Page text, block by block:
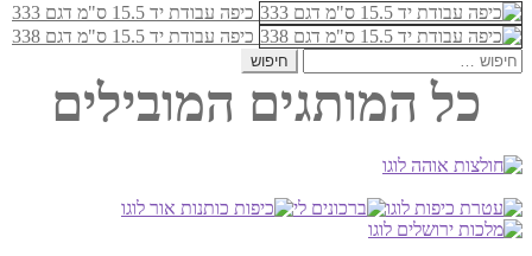
היה:
₪69.00.
הוא:
₪60.00.
כיפה עבודת יד 15.5 ס"מ דגם 333
כיפה עבודת יד 15.5 ס"מ דגם 338
חיפוש:
כל המותגים המובילים